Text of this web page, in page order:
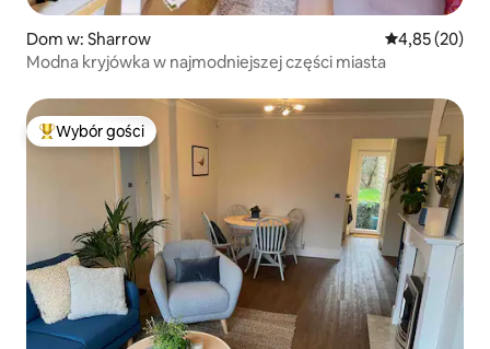
Dom w: Sharrow Średnia
4,85 (20)
Modna kryjówka w najmodniejszej części miasta
Najpopularniejsze z kategorii Wybór gości
Wybór gości